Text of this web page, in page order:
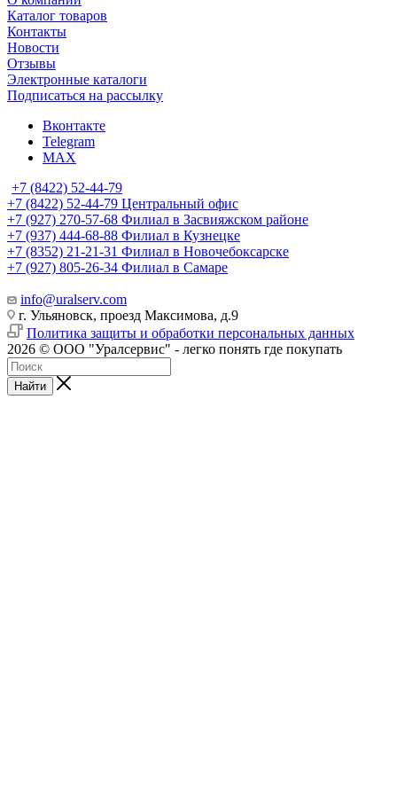
Каталог товаров
Контакты
Новости
Отзывы
Электронные каталоги
Подписаться на рассылку
Вконтакте
Telegram
MAX
+7 (8422) 52-44-79
+7 (8422) 52-44-79 Центральный офис
+7 (927) 270-57-68 Филиал в Засвияжском районе
+7 (937) 444-68-88 Филиал в Кузнецке
+7 (8352) 21-21-31 Филиал в Новочебоксарске
+7 (927) 805-26-34 Филиал в Самаре
info@uralserv.com
г. Ульяновск, проезд Максимова, д.9
Политика защиты и обработки персональных данных
2026 © ООО "Уралсервис" - легко понять где покупать
Найти